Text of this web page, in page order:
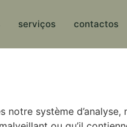
serviços contactos
système